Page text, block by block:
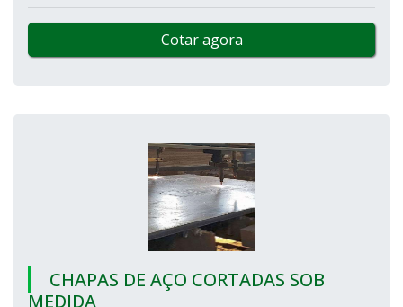
Cotar agora
CHAPAS DE AÇO CORTADAS SOB
MEDIDA